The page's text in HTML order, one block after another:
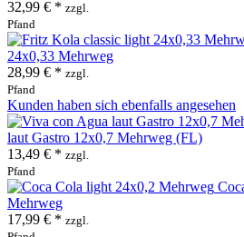
32,99 € * zzgl.
Pfand
24x0,33 Mehrweg
28,99 € * zzgl.
Pfand
Kunden haben sich ebenfalls angesehen
laut Gastro 12x0,7 Mehrweg (FL)
13,49 € * zzgl.
Pfand
Mehrweg
17,99 € * zzgl.